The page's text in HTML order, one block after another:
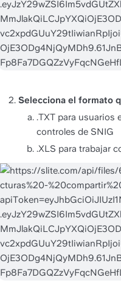
Selecciona el formato
.TXT para usuarios
controles de SNIG
.XLS para trabajar